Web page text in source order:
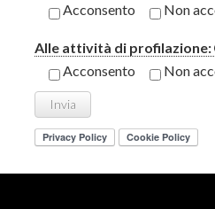
Acconsento
Non
Alle attività di profilazione:
Acconsento
Non